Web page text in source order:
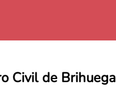
Civil de Brihuega